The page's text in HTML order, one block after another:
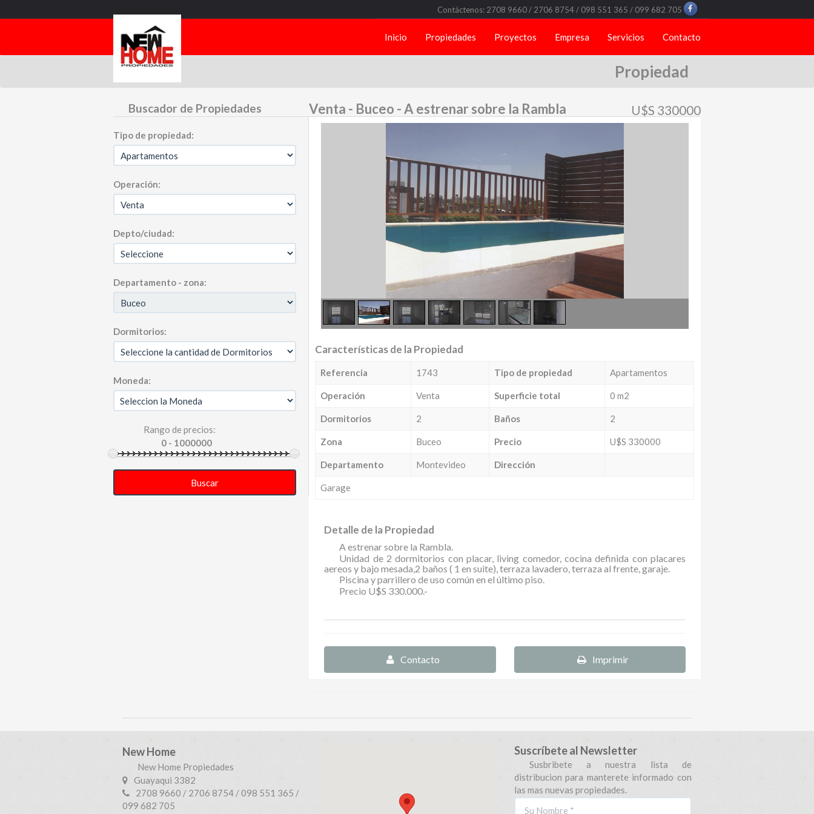
Contáctenos: 2708 9660 / 2706 8754 / 098 551 365 / 099 682 705
Inicio Propiedades Proyectos Empresa Servicios Contacto
Propiedad
Buscador de Propiedades
Tipo de propiedad:
Operación:
Depto/ciudad:
Departamento - zona:
Dormitorios:
Moneda:
Rango de precios:
Buscar
Venta - Buceo - A estrenar sobre la Rambla U$S 330000
Características de la Propiedad
Referencia 1743 Tipo de propiedad Apartamentos
Operación Venta Superficie total 0 m2
Dormitorios 2 Baños 2
Zona Buceo Precio U$S 330000
Departamento Montevideo Dirección
Garage
Detalle de la Propiedad
A estrenar sobre la Rambla.
Unidad de 2 dormitorios con placar, living comedor, cocina definida con placares
aereos y bajo mesada,2 baños ( 1 en suite), terraza lavadero, terraza al frente, garaje.
Piscina y parrillero de uso común en el último piso.
Precio U$S 330.000.-
Contacto Imprimir
New Home
New Home Propiedades
Guayaqui 3382
2708 9660 / 2706 8754 / 098 551 365 /
099 682 705
Suscríbete al Newsletter
Susbribete a nuestra lista de
distribucion para manterete informado con
las mas nuevas propiedades.